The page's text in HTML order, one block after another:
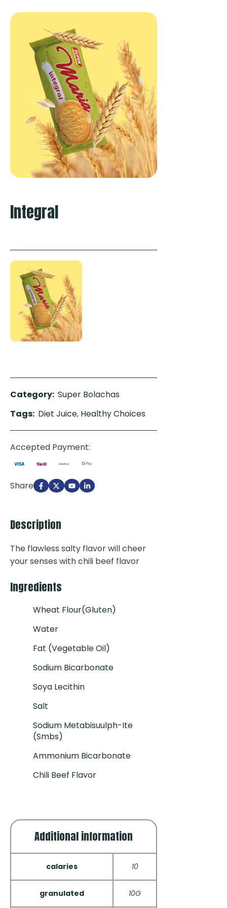
Integral
Category: Super Bolachas
Tags: Diet Juice, Healthy Choices
Accepted Payment:
Share
Description
The flawless salty flavor will cheer
your senses with chili beef flavor
Ingredients
Wheat Flour(gluten)
Water
Fat (Vegetable Oil)
Sodium Bicarbonate
Soya Lecithin
Salt
Sodium Metabisuulph-Ite
(smbs)
Ammonium Bicarbonate
Chili Beef Flavor
Additional information
calaries 10
granulated 10G